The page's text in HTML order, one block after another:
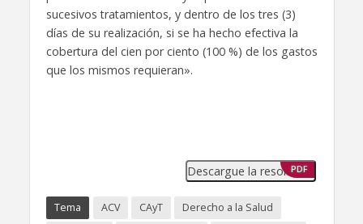
sucesivos tratamientos, y dentro de los tres (3)
días de su realización, si se ha hecho efectiva la
cobertura del cien por ciento (100 %) de los gastos
que los mismos requieran».
Descargue la resolución
PDF
Tema ACV CAyT
Derecho a la Salud